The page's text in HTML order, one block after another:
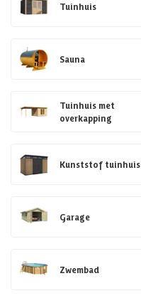
Tuinhuis
Sauna
Tuinhuis met
overkapping
Kunststof tuinhuis
Garage
Zwembad